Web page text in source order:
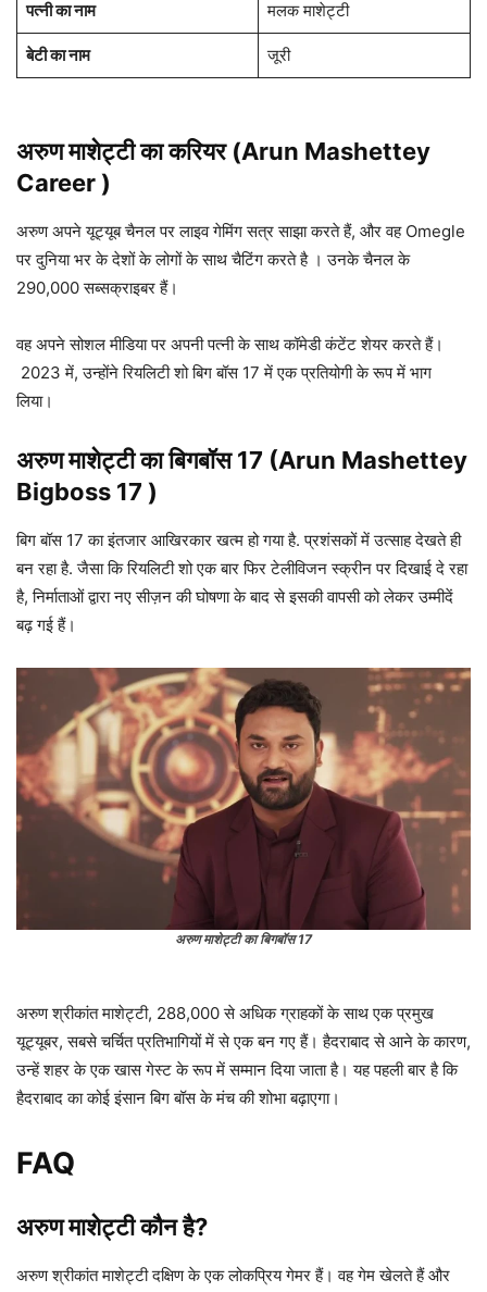
पत्नी का नाम मलक माशेट्टी
बेटी का नाम जूरी
अरुण माशेट्टी का करियर (Arun Mashettey
Career )
अरुण अपने यूट्यूब चैनल पर लाइव गेमिंग सत्र साझा करते हैं, और वह Omegle
पर दुनिया भर के देशों के लोगों के साथ चैटिंग करते है । उनके चैनल के
290,000 सब्सक्राइबर हैं।
वह अपने सोशल मीडिया पर अपनी पत्नी के साथ कॉमेडी कंटेंट शेयर करते हैं।
2023 में, उन्होंने रियलिटी शो बिग बॉस 17 में एक प्रतियोगी के रूप में भाग
लिया।
अरुण माशेट्टी का बिगबॉस 17 (Arun Mashettey
Bigboss 17 )
बिग बॉस 17 का इंतजार आखिरकार खत्म हो गया है. प्रशंसकों में उत्साह देखते ही
बन रहा है. जैसा कि रियलिटी शो एक बार फिर टेलीविजन स्क्रीन पर दिखाई दे रहा
है, निर्माताओं द्वारा नए सीज़न की घोषणा के बाद से इसकी वापसी को लेकर उम्मीदें
बढ़ गई हैं।
अरुण माशेट्टी का बिगबॉस 17
अरुण श्रीकांत माशेट्टी, 288,000 से अधिक ग्राहकों के साथ एक प्रमुख
यूट्यूबर, सबसे चर्चित प्रतिभागियों में से एक बन गए हैं। हैदराबाद से आने के कारण,
उन्हें शहर के एक खास गेस्ट के रूप में सम्मान दिया जाता है। यह पहली बार है कि
हैदराबाद का कोई इंसान बिग बॉस के मंच की शोभा बढ़ाएगा।
FAQ
अरुण माशेट्टी कौन है?
अरुण श्रीकांत माशेट्टी दक्षिण के एक लोकप्रिय गेमर हैं। वह गेम खेलते हैं और